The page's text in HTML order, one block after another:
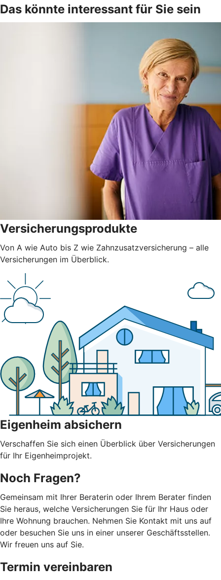
Das könnte interessant für Sie sein
Versicherungsprodukte
Von A wie Auto bis Z wie Zahnzusatzversicherung – alle
Versicherungen im Überblick.
Eigenheim absichern
Verschaffen Sie sich einen Überblick über Versicherungen
für Ihr Eigenheimprojekt.
Noch Fragen?
Gemeinsam mit Ihrer Beraterin oder Ihrem Berater finden
Sie heraus, welche Versicherungen Sie für Ihr Haus oder
Ihre Wohnung brauchen. Nehmen Sie Kontakt mit uns auf
oder besuchen Sie uns in einer unserer Geschäftsstellen.
Wir freuen uns auf Sie.
Termin vereinbaren